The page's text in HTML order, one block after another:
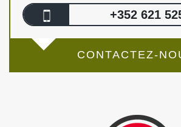
+352 621
CONTACTEZ-